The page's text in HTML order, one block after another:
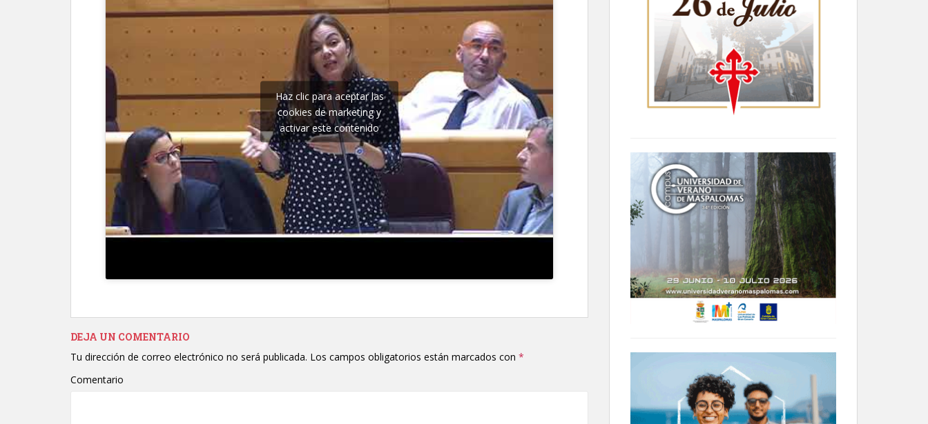
Haz clic para aceptar las
cookies de marketing y
activar este contenido
DEJA UN COMENTARIO
Tu dirección de correo electrónico no será publicada. Los campos obligatorios están marcados con *
Comentario